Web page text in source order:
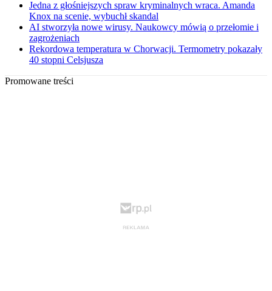
Jedna z głośniejszych spraw kryminalnych wraca. Amanda
Knox na scenie, wybuchł skandal
AI stworzyła nowe wirusy. Naukowcy mówią o przełomie i
zagrożeniach
Rekordowa temperatura w Chorwacji. Termometry pokazały
40 stopni Celsjusza
Promowane treści